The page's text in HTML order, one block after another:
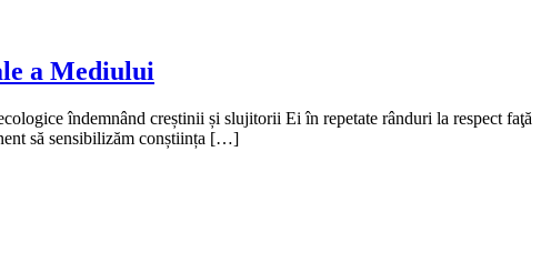
a Mediului
îndemnând creștinii și slujitorii Ei în repetate rânduri la respect faţă
să sensibilizăm conștiința […]